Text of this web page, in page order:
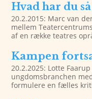
Hvad har du
20.2.2015: Marc van
mellem
af en række teatres
Kampen
20.2.2025: Lotte
ungdomsbranchen
formulere en fælles